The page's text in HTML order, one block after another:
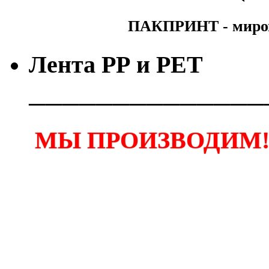
ПАКПРИНТ -
Лента РР и РЕТ
МЫ